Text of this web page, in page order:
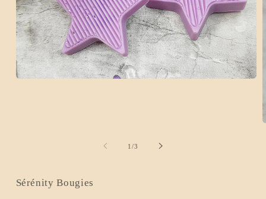
1/de
3
Sérénity Bougies